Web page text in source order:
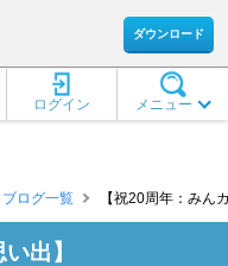
ダウンロード
メニュー
ログイン
ブログ一覧 【祝20周年：みん
出】